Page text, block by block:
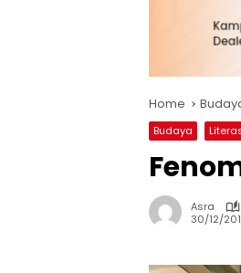
Home
Budaya
Asra
30/12/